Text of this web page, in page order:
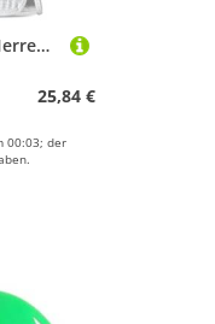
2 Stück Golfhandschuh Herren Golfhandschuhe PU rutschfest, elastisch, atmungsaktiv, bequem Für Herren(Right-Black,L)
25,84 €
00:03; der